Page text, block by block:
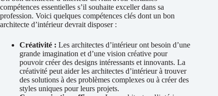
compétences essentielles s’il souhaite exceller dans sa
profession. Voici quelques compétences clés dont un bon
architecte d’intérieur devrait disposer :
Créativité : Les architectes d’intérieur ont besoin d’une
grande imagination et d’une vision créative pour
pouvoir créer des designs intéressants et innovants. La
créativité peut aider les architectes d’intérieur à trouver
des solutions à des problèmes complexes ou à créer des
styles uniques pour leurs projets.